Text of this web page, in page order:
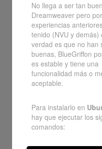
No llega a ser tan
Dreamweaver pero
experiencias
tenido (NVU y demás)
verdad es que no han
buenas, BlueGriffon
es estable y tiene una
funcionalidad más o
aceptable.
Para instalarlo en
hay que ejecutar los
comandos: